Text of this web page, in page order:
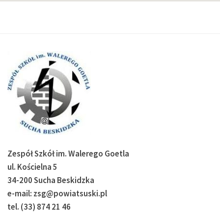
Zespół Szkół im. Walerego Goetla
ul. Kościelna 5
34-200 Sucha Beskidzka
e-mail: zsg@powiatsuski.pl
tel. (33) 874 21 46